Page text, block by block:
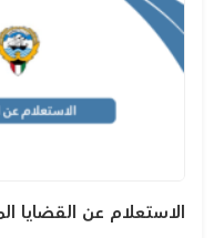
الاستعلام عن القضايا